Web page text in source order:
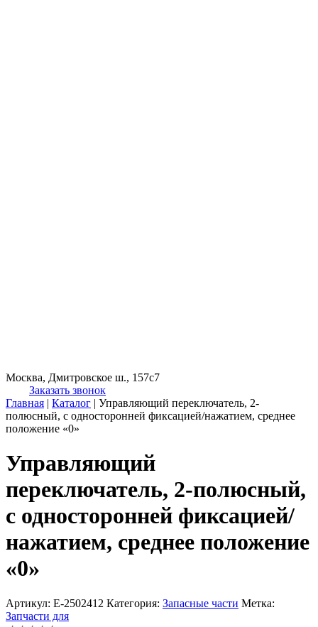
Москва, Дмитровское ш., 157с7
Заказать звонок
Главная | Каталог | Управляющий переключатель, 2-
полюсный, с односторонней фиксацией/нажатием, среднее
положение «0»
Управляющий
переключатель, 2-полюсный,
с односторонней фиксацией/
нажатием, среднее положение
«0»
Артикул: E-2502412 Категория: Запасные части Метка:
Запчасти для